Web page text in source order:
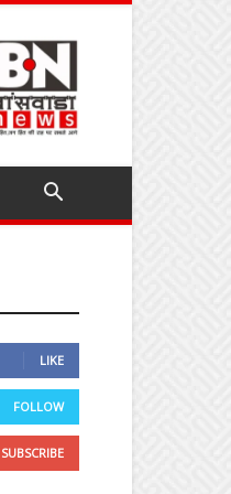
LIKE
FOLLOW
SUBSCRIBE